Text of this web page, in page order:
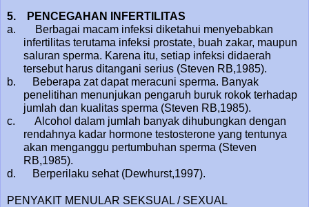
5.
PENCEGAHAN INFERTILITAS
a. Berbagai macam infeksi diketahui menyebabkan
infertilitas terutama infeksi prostate, buah zakar, maupun
saluran sperma. Karena itu, setiap infeksi didaerah
tersebut harus ditangani serius (Steven RB,1985).
b. Beberapa zat dapat meracuni sperma. Banyak
penelitihan menunjukan pengaruh buruk rokok terhadap
jumlah dan kualitas sperma (Steven RB,1985).
c. Alcohol dalam jumlah banyak dihubungkan dengan
rendahnya kadar hormone testosterone yang tentunya
akan menganggu pertumbuhan sperma (Steven
RB,1985).
d. Berperilaku sehat (Dewhurst,1997).
PENYAKIT MENULAR SEKSUAL / SEXUAL